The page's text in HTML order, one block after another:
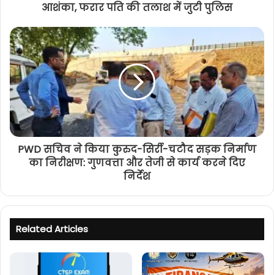
आशंका, फरार पति की तलाश में जुटी पुलिस
PWD सचिव ने किया कुरुद-सिर्री-चटौद सड़क निर्माण
का निरीक्षण: गुणवत्ता और तेजी से कार्य करने दिए
निर्देश
Related Articles